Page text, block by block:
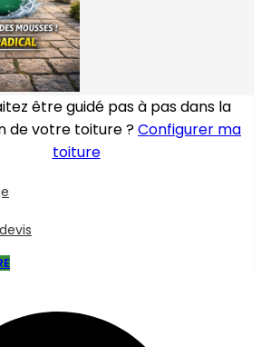
être guidé pas à pas dans la
de votre toiture ?Configurer ma
toiture